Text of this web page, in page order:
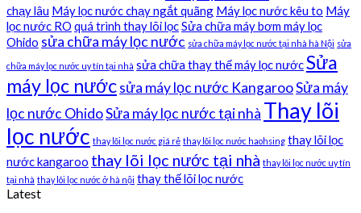
chạy lâu Máy lọc nước chạy ngắt quãng Máy lọc nước kêu to Máy
lọc nước RO quá trình thay lõi lọcSửa chữa máy bơm máy lọc
Ohido sửa chữa máy lọc nước sửa chữa máy lọc nước tại nhà hà Nội sửa
chữa máy lọc nước uy tín tại nhà sửa chữa thay thế máy lọc nướcSửa
máy lọc nướcsửa máy lọc nước KangarooSửa máy
lọc nước OhidoSửa máy lọc nước tại nhà Thay lõi
lọc nước thay lõi lọc nước giá rẻ thay lõi lọc nước haohsing thay lõi lọc
nước kangaroo thay lõi lọc nước tại nhà thay lõi lọc nước uy tín
tại nhà thay lõi lọc nước ở hà nội thay thế lõi lọc nước
Latest